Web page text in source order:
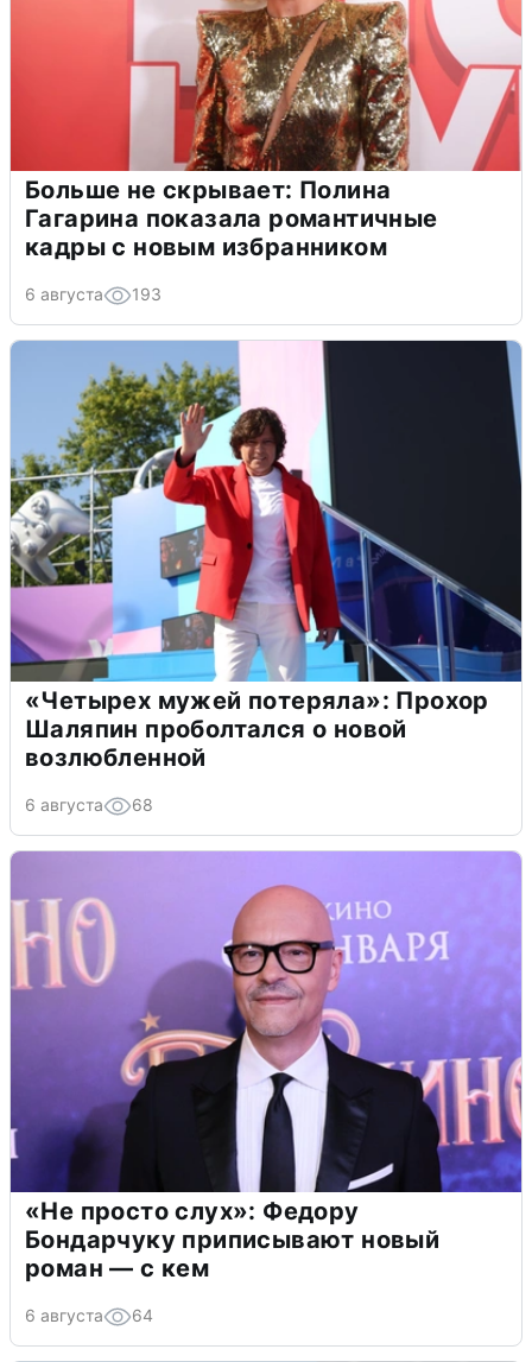
Больше не скрывает: Полина
Гагарина показала романтичные
кадры с новым избранником
6 августа 193
«Четырех мужей потеряла»: Прохор
Шаляпин проболтался о новой
возлюбленной
6 августа 68
«Не просто слух»: Федору
Бондарчуку приписывают новый
роман — с кем
6 августа 64